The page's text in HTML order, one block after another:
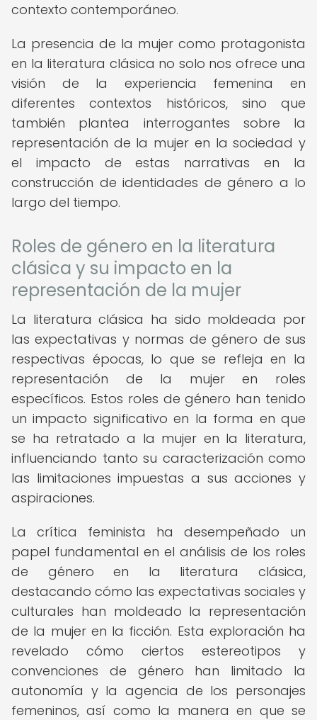
contexto contemporáneo.
La presencia de la mujer como protagonista
en la literatura clásica no solo nos ofrece una
visión de la experiencia femenina en
diferentes contextos históricos, sino que
también plantea interrogantes sobre la
representación de la mujer en la sociedad y
el impacto de estas narrativas en la
construcción de identidades de género a lo
largo del tiempo.
Roles de género en la literatura
clásica y su impacto en la
representación de la mujer
La literatura clásica ha sido moldeada por
las expectativas y normas de género de sus
respectivas épocas, lo que se refleja en la
representación de la mujer en roles
específicos. Estos roles de género han tenido
un impacto significativo en la forma en que
se ha retratado a la mujer en la literatura,
influenciando tanto su caracterización como
las limitaciones impuestas a sus acciones y
aspiraciones.
La crítica feminista ha desempeñado un
papel fundamental en el análisis de los roles
de género en la literatura clásica,
destacando cómo las expectativas sociales y
culturales han moldeado la representación
de la mujer en la ficción. Esta exploración ha
revelado cómo ciertos estereotipos y
convenciones de género han limitado la
autonomía y la agencia de los personajes
femeninos, así como la manera en que se